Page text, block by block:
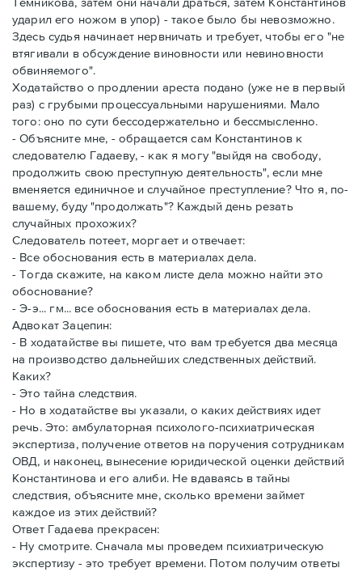
ударил его ножом в упор) - такое было бы невозможно.
Здесь судья начинает нервничать и требует, чтобы его "не
втягивали в обсуждение виновности или невиновности
обвиняемого".
Ходатайство о продлении ареста подано (уже не в первый
раз) с грубыми процессуальными нарушениями. Мало
того: оно по сути бессодержательно и бессмысленно.
- Объясните мне, - обращается сам Константинов к
следователю Гадаеву, - как я могу "выйдя на свободу,
продолжить свою преступную деятельность", если мне
вменяется единичное и случайное преступление? Что я, по-
вашему, буду "продолжать"? Каждый день резать
случайных прохожих?
Следователь потеет, моргает и отвечает:
- Все обоснования есть в материалах дела.
- Тогда скажите, на каком листе дела можно найти это
обоснование?
- Э-э... гм... все обоснования есть в материалах дела.
Адвокат Зацепин:
- В ходатайстве вы пишете, что вам требуется два месяца
на производство дальнейших следственных действий.
Каких?
- Это тайна следствия.
- Но в ходатайстве вы указали, о каких действиях идет
речь. Это: амбулаторная психолого-психиатрическая
экспертиза, получение ответов на поручения сотрудникам
ОВД, и наконец, вынесение юридической оценки действий
Константинова и его алиби. Не вдаваясь в тайны
следствия, объясните мне, сколько времени займет
каждое из этих действий?
Ответ Гадаева прекрасен:
- Ну смотрите. Сначала мы проведем психиатрическую
экспертизу - это требует времени. Потом получим ответы